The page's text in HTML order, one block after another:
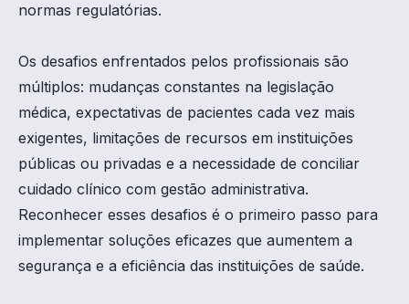
normas regulatórias.
Os desafios enfrentados pelos profissionais são
múltiplos: mudanças constantes na legislação
médica, expectativas de pacientes cada vez mais
exigentes, limitações de recursos em instituições
públicas ou privadas e a necessidade de conciliar
cuidado clínico com gestão administrativa.
Reconhecer esses desafios é o primeiro passo para
implementar soluções eficazes que aumentem a
segurança e a eficiência das instituições de saúde.